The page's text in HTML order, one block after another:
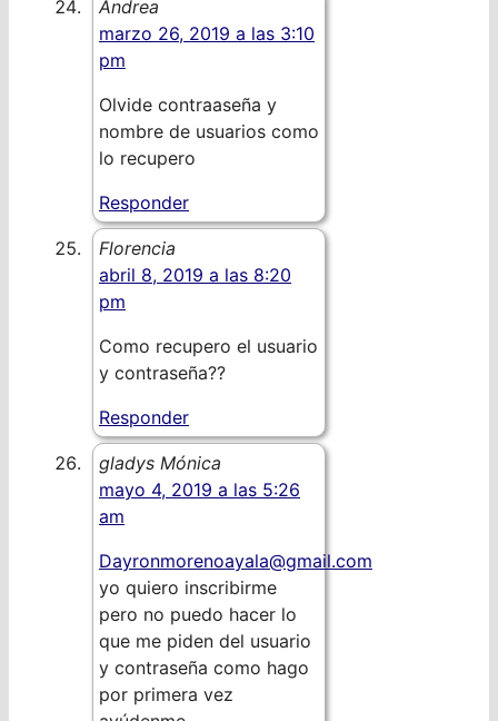
Andrea
marzo 26, 2019 a las 3:10
pm
Olvide contraaseña y
nombre de usuarios como
lo recupero
Responder
Florencia
abril 8, 2019 a las 8:20
pm
Como recupero el usuario
y contraseña??
Responder
gladys Mónica
mayo 4, 2019 a las 5:26
am
Dayronmorenoayala@gmail.com
yo quiero inscribirme
pero no puedo hacer lo
que me piden del usuario
y contraseña como hago
por primera vez